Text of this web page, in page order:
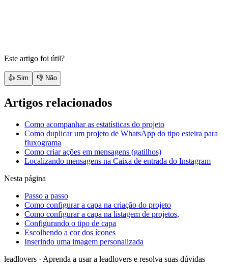
Este artigo foi útil?
👍 Sim 👎 Não
Artigos relacionados
Como acompanhar as estatísticas do projeto
Como duplicar um projeto de WhatsApp do tipo esteira para
fluxograma
Como criar ações em mensagens (gatilhos)
Localizando mensagens na Caixa de entrada do Instagram
Nesta página
Passo a passo
Como configurar a capa na criação do projeto
Como configurar a capa na listagem de projetos,
Configurando o tipo de capa
Escolhendo a cor dos ícones
Inserindo uma imagem personalizada
leadlovers · Aprenda a usar a leadlovers e resolva suas dúvidas